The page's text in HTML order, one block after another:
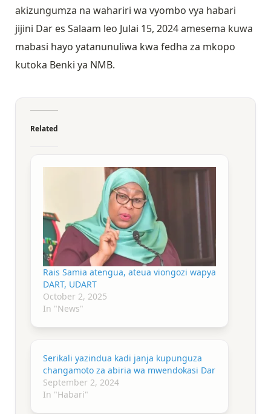
akizungumza na wahariri wa vyombo vya habari
jijini Dar es Salaam leo Julai 15, 2024 amesema kuwa
mabasi hayo yatanunuliwa kwa fedha za mkopo
kutoka Benki ya NMB.
Related
Rais Samia atengua, ateua viongozi wapya
DART, UDART
October 2, 2025
In "News"
Serikali yazindua kadi janja kupunguza
changamoto za abiria wa mwendokasi Dar
September 2, 2024
In "Habari"